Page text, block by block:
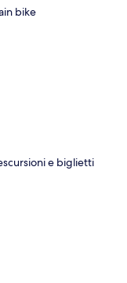
bike
e biglietti